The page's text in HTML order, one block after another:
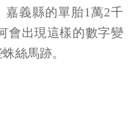
嘉義縣的單胎1萬2千
會出現這樣的數字變
絲馬跡。